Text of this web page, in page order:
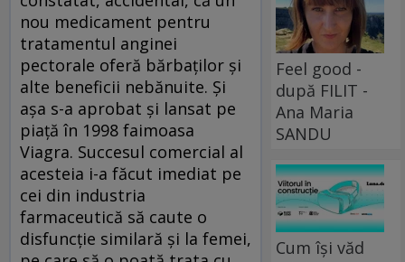
nou medicament pentru
tratamentul anginei
pectorale oferă bărbaților și
alte beneficii nebănuite. Și
așa s-a aprobat și lansat pe
piață în 1998 faimoasa
Viagra. Succesul comercial al
acesteia i-a făcut imediat pe
cei din industria
farmaceutică să caute o
disfuncție similară și la femei,
Feel good -
după FILIT -
Ana Maria
SANDU
Cum își văd